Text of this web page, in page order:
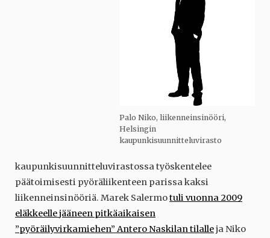
Palo Niko, liikenneinsinööri,
Helsingin
kaupunkisuunnitteluvirasto
kaupunkisuunnitteluvirastossa työskentelee
päätoimisesti pyöräliikenteen parissa kaksi
liikenneinsinööriä. Marek Salermotuli vuonna 2009
eläkkeelle jääneen pitkäaikaisen
”pyöräilyvirkamiehen” Antero Naskilan tilalleja Niko